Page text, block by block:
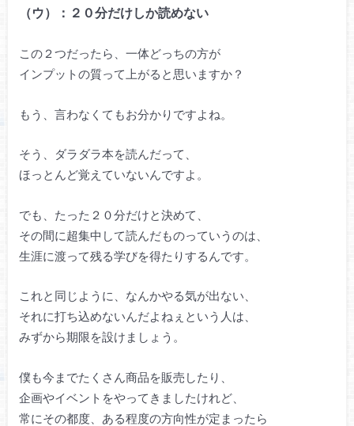
（ウ）：２０分だけしか読めない
この２つだったら、一体どっちの方が
インプットの質って上がると思いますか？
もう、言わなくてもお分かりですよね。
そう、ダラダラ本を読んだって、
ほっとんど覚えていないんですよ。
でも、たった２０分だけと決めて、
その間に超集中して読んだものっていうのは、
生涯に渡って残る学びを得たりするんです。
これと同じように、なんかやる気が出ない、
それに打ち込めないんだよねぇという人は、
みずから期限を設けましょう。
僕も今までたくさん商品を販売したり、
企画やイベントをやってきましたけれど、
常にその都度、ある程度の方向性が定まったら